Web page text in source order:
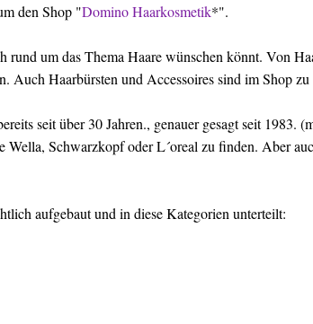
den Shop "Domino Haarkosmetik*".
rund um das Thema Haare wünschen könnt. Von
Auch Haarbürsten und Accessoires sind im Shop
seit über 30 Jahren., genauer gesagt seit 1983.
Wella, Schwarzkopf oder L´oreal zu finden. Aber
aufgebaut und in diese Kategorien unterteilt: